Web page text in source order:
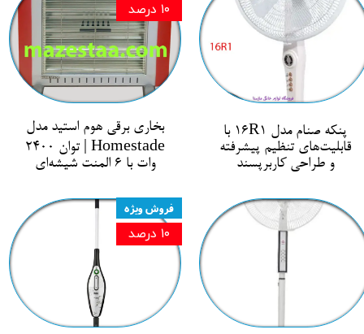
پنکه صنام مدل 16R1 با
قابلیت‌های تنظیم پیشرفته
و طراحی کاربرپسند
بخاری برقی هوم استید مدل
Homestade | توان 2400
وات با 6 المنت شیشه‌ای
۱۰ درصد
فروش ویژه
۱۰ درصد